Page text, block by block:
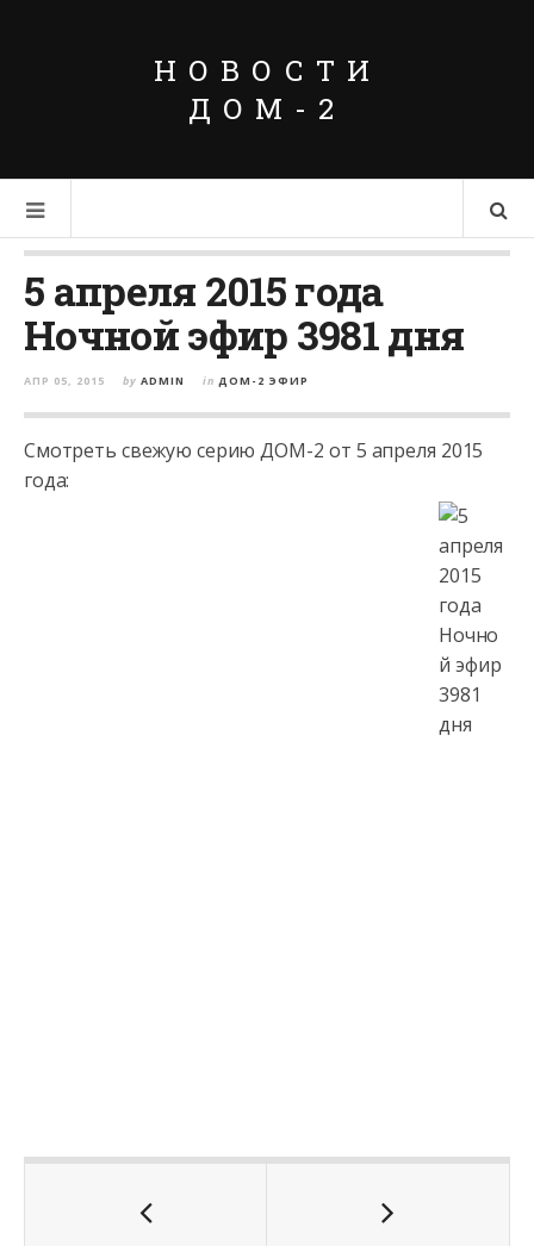
НОВОСТИ
ДОМ-2
5 апреля 2015 года
Ночной эфир 3981 дня
АПР 05, 2015 by ADMIN in ДОМ-2 ЭФИР
Смотреть свежую серию ДОМ-2 от 5 апреля 2015
года: